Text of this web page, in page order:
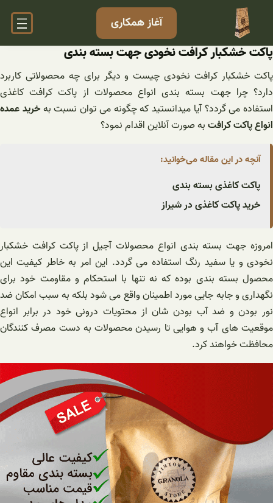
آغاز همکاری
پاکت خشکبار کرافت نخودی جهت بسته بندی
پاکت خشکبار کرافت نخودی چیست و دیگر برای چه محصولاتی کاربرد
دارد؟ چرا جهت بسته بندی انواع محصولات از پاکت کرافت کاغذی
استفاده می گردد؟ آیا میدانستید که چگونه می توان نسبت بهخرید عمده
انواع پاکت کرافتبه صورت آنلاین اقدام نمود؟
آنچه در این مقاله می‌خوانید:
پاکت کاغذی بسته بندی
خرید پاکت کاغذی در شیراز
امروزه جهت بسته بندی انواع محصولات آجیل از پاکت کرافت خشکبار
نخودی و یا سفید رنگ استفاده می گردد. این امر به خاطر کیفیت این
محصول بسته بندی بوده که نه تنها با استحکام و مقاومت خود برای
نگهداری و جابه جایی مورد اطمینان واقع می شود بلکه به سبب امکان ضد
نور بودن و ضد آب بودن شان از محتویات درونی خود در برابر انواع
موقعیت های آب و هوایی تا رسیدن محصولات به دست مصرف کنندگان
محافظت خواهند کرد.